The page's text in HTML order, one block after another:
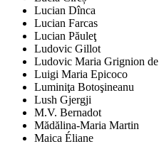
Lucian Dînca
Lucian Farcas
Lucian Păuleţ
Ludovic Gillot
Ludovic Maria Grignion
Luigi Maria Epicoco
Luminiţa Botoşineanu
Lush Gjergji
M.V. Bernadot
Mădălina-Maria Martin
Maica Éliane